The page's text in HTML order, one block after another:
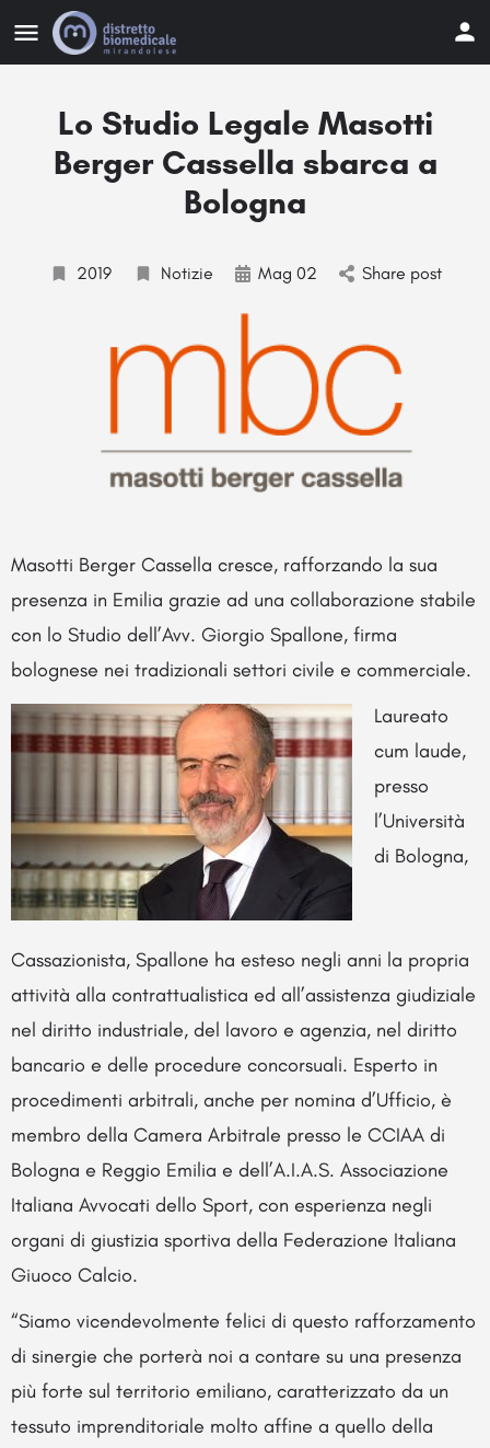
Lo Studio Legale Masotti
Berger Cassella sbarca a
Bologna
2019 Notizie Mag 02 Share post
Masotti Berger Cassella cresce, rafforzando la sua
presenza in Emilia grazie ad una collaborazione stabile
con lo Studio dell’Avv. Giorgio Spallone, firma
bolognese nei tradizionali settori civile e commerciale.
Laureato
cum laude,
presso
l’Università
di Bologna,
Cassazionista, Spallone ha esteso negli anni la propria
attività alla contrattualistica ed all’assistenza giudiziale
nel diritto industriale, del lavoro e agenzia, nel diritto
bancario e delle procedure concorsuali. Esperto in
procedimenti arbitrali, anche per nomina d’Ufficio, è
membro della Camera Arbitrale presso le CCIAA di
Bologna e Reggio Emilia e dell’A.I.A.S. Associazione
Italiana Avvocati dello Sport, con esperienza negli
organi di giustizia sportiva della Federazione Italiana
Giuoco Calcio.
“Siamo vicendevolmente felici di questo rafforzamento
di sinergie che porterà noi a contare su una presenza
più forte sul territorio emiliano, caratterizzato da un
tessuto imprenditoriale molto affine a quello della